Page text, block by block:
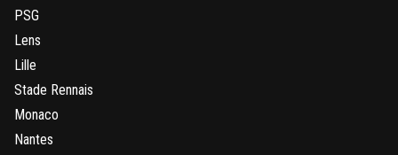
PSG
Lens
Lille
Stade Rennais
Monaco
Nantes